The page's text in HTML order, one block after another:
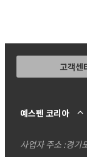
고객센
예스펜 코리아
사업자 주소 :경기